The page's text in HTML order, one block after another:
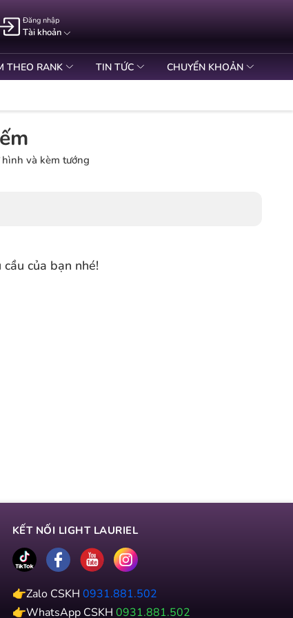
Đăng nhập
Tài khoản
THEO RANK TIN TỨC CHUYỂN KHOẢN
và kèm tướng
của bạn nhé!
KẾT NỐI LIGHT LAURIEL
👉Zalo CSKH 0931.881.502
👉WhatsApp CSKH 0931.881.502